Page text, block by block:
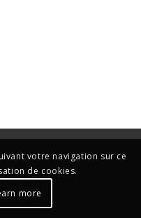
votre navigation sur ce
de cookies.
more